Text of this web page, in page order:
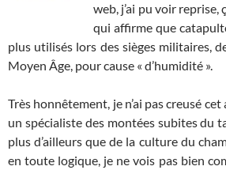
web, j’ai pu voir reprise,
qui affirme que
plus utilisés lors des sièges militaires,
Moyen Âge, pour cause « d’humidité ».
Très honnêtement, je n’ai pas creusé
un spécialiste des montées subites du
plus d’ailleurs que de la culture du
en toute logique, je ne vois pas bien